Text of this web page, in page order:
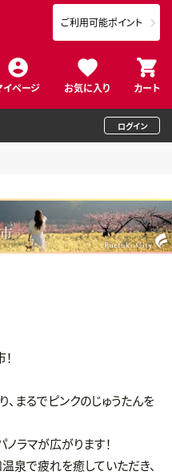
イページ お気に入り カート
ご利用可能ポイント
ログイン
まるでピンクのじゅうたんを
ラマが広がります！
で疲れを癒していただき、